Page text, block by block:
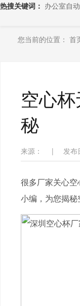
热搜关键词： 办公室自
您当前的位置： 首
空心
秘
来源： | 发布
很多厂家关心
小编，为您揭